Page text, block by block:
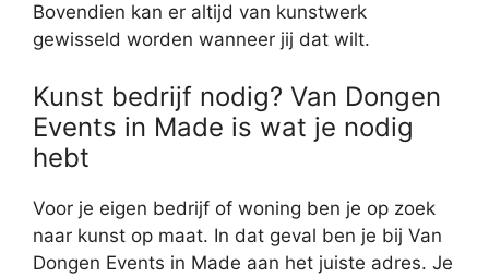
Bovendien kan er altijd van kunstwerk
gewisseld worden wanneer jij dat wilt.
Kunst bedrijf nodig? Van Dongen
Events in Made is wat je nodig
hebt
Voor je eigen bedrijf of woning ben je op zoek
naar kunst op maat. In dat geval ben je bij Van
Dongen Events in Made aan het juiste adres. Je